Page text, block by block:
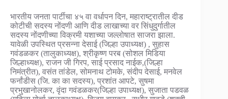
भारतीय जनता पार्टीचा ४५ वा वर्धापन दिन, महाराष्ट्रातील दीड
कोटीची सदस्य नोंदणी आणि दीड लाखाच्या वर सिंधुदुर्गातील
सदस्य नोंदणीच्या विक्रमी यशाच्या जल्लोषात साजरा झाला.
यावेळी उपस्थित प्रसन्ना देसाई (जिल्हा उपाध्यक्ष) , सुहास
गवंडळकर (तालुकाध्यक्ष), श्रीकृष्ण परब (सोशल मिडिया
जिल्हाध्यक्ष), राजन जी गिरप, साई प्रसाद नाईक,(जिल्हा
निमंत्रीत), वसंत तांडेल, सोमनाथ टोमके, संदीप देसाई, मनवेल
फर्नांडीस (जि. का का सदस्य), प्रशांत आपटे, सुषमा
प्रभुखानोलकर, वृंदा गवंडळकर(जिल्हा उपाध्यक्ष), सुजाता पडवळ